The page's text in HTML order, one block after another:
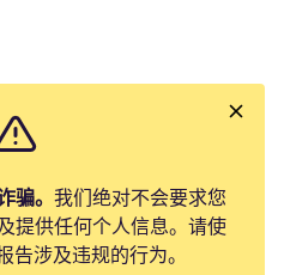
骗。 我们绝对不会要求您
提供任何个人信息。请使
告涉及违规的行为。